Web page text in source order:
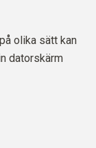
olika sätt kan
datorskärm